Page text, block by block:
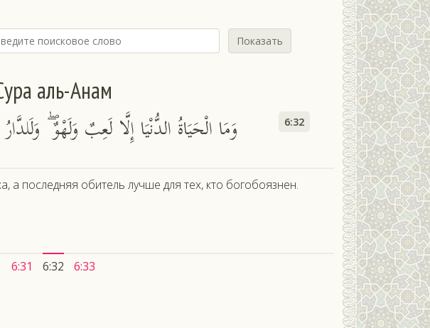
Показать
аль-Анам
وَمَا الْحَيَاةُ الدُّنْيَا إِلَّا لَعِبٌ وَلَهْوٌ 6:32
последняя обитель лучше для тех, кто богобоязнен.
6:31 6:32 6:33